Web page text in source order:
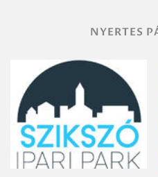
NYERTES